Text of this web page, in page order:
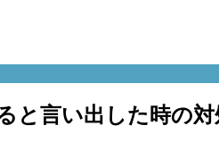
と言い出した時の